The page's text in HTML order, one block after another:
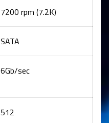
7200 rpm (7.2K)
SATA
6Gb/sec
512